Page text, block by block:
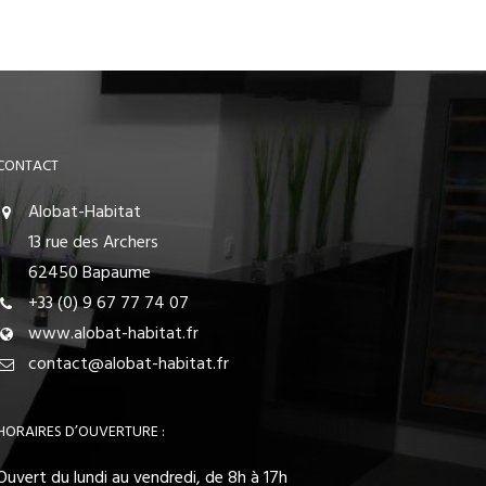
Alobat-Habitat
13 rue des Archers
62450 Bapaume
+33 (0) 9 67 77 74 07
www.alobat-habitat.fr
contact@alobat-habitat.fr
D’OUVERTURE :
du lundi au vendredi, de 8h à 17h